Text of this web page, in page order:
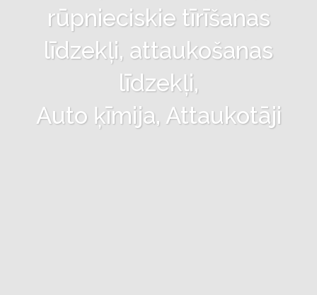
rūpnieciskie tīrīšanas
līdzekļi, attaukošanas
līdzekļi,
Auto ķīmija, Attaukotāji